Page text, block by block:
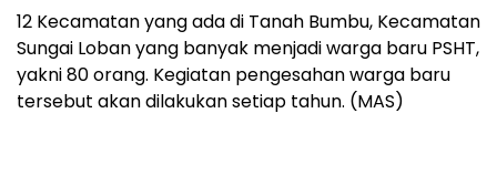
12 Kecamatan yang ada di Tanah Bumbu, Kecamatan
Sungai Loban yang banyak menjadi warga baru PSHT,
yakni 80 orang. Kegiatan pengesahan warga baru
tersebut akan dilakukan setiap tahun. (MAS)